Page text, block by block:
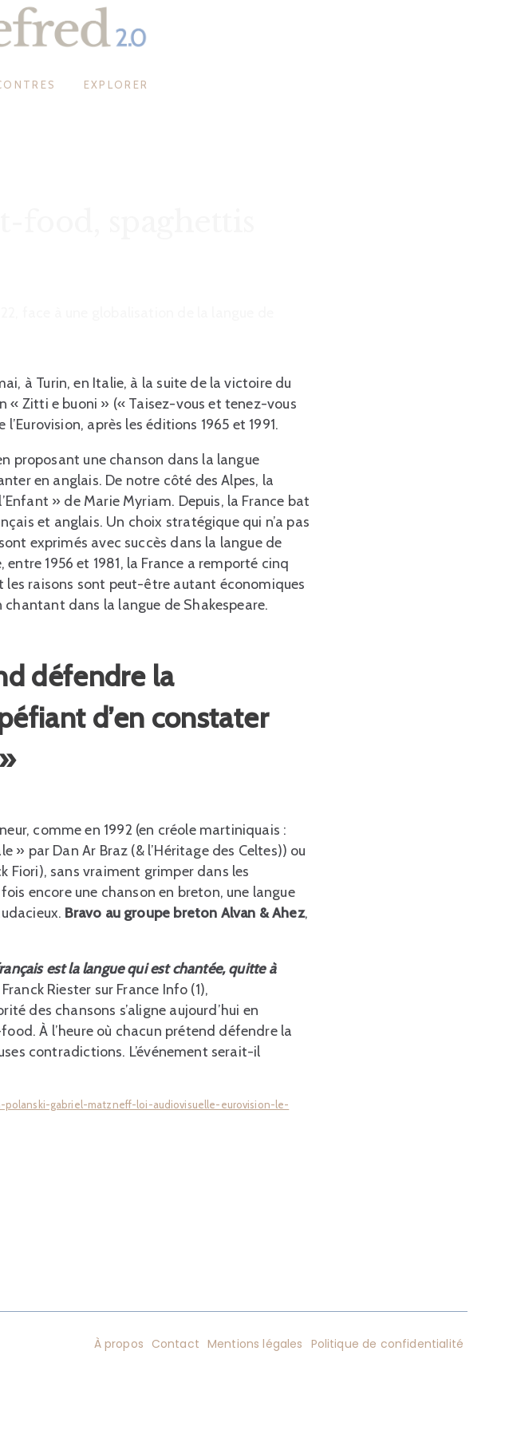
EXPLORER
à Turin, en Italie‚ à la suite de la victoire du
« Zitti e buoni » (« Taisez-vous et tenez-vous
après les éditions 1965 et 1991.
proposant une chanson dans la langue
en anglais. De notre côté des Alpes, la
» de Marie Myriam. Depuis, la France bat
et anglais. Un choix stratégique qui n’a pas
exprimés avec succès dans la langue de
1956 et 1981, la France a remporté cinq
raisons sont peut-être autant économiques
dans la langue de Shakespeare.
défendre la
d’en constater
comme en 1992 (en créole martiniquais :
» par Dan Ar Braz (& l’Héritage des Celtes)) ou
Fiori), sans vraiment grimper dans les
encore une chanson en breton, une langue
Bravo au groupe breton Alvan & Ahez,
est la langue qui est chantée, quitte à
Riester sur France Info (1),
des chansons s’aligne aujourd’hui en
À l’heure où chacun prétend défendre la
contradictions. L’événement serait-il
gabriel-matzneff-loi-audiovisuelle-eurovision-le-
À propos Contact Mentions légales Politique de confidentialité